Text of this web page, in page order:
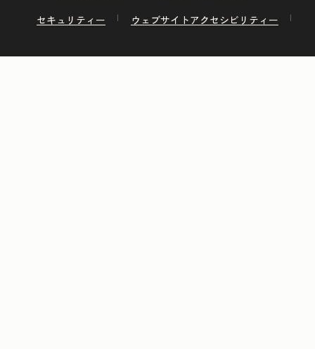
セキュリティー
ウェブサイトアクセシビリティー